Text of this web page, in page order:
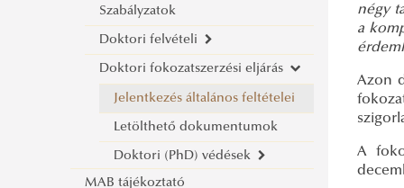
2023.
2022.
2021.
2020.
2019.
Közigazgatás-tudományi Doktori
Iskola
Rendészettudományi Doktori
Iskola
Szabályzatok
Doktori felvételi
Általános információk
Doktori pótfelvételi 2026/2027
Doktori fokozatszerzési eljárás
Jelentkezés általános feltételei
Letölthető dokumentumok
Doktori (PhD) védések
MAB tájékoztató
négy
a
Azon
A